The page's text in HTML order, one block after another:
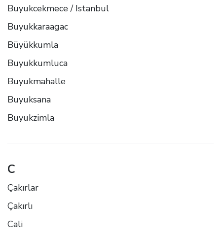
Buyukcekmece / Istanbul
Buyukkaraagac
Büyükkumla
Buyukkumluca
Buyukmahalle
Buyuksana
Buyukzimla
C
Çakırlar
Çakırlı
Cali